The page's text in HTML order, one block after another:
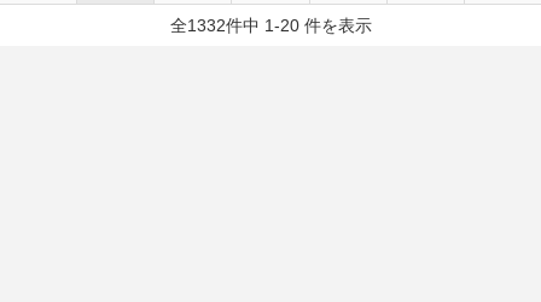
全1332件中 1-20 件を表示